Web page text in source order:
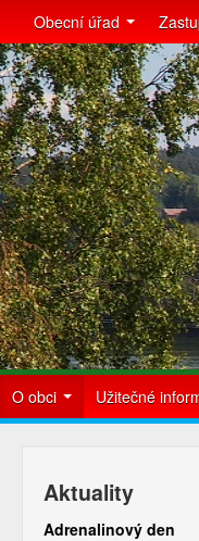
Obecní úřad
O obci Užitečné
Aktuality
Adrenalinový den